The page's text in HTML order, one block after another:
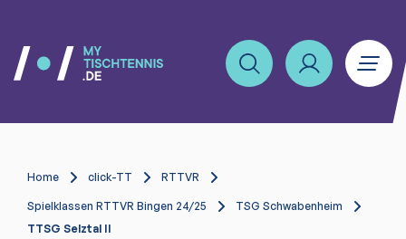
Home click-TT RTTVR
Spielklassen RTTVR Bingen 24/25
TSG Schwabenheim
TTSG Selztal II